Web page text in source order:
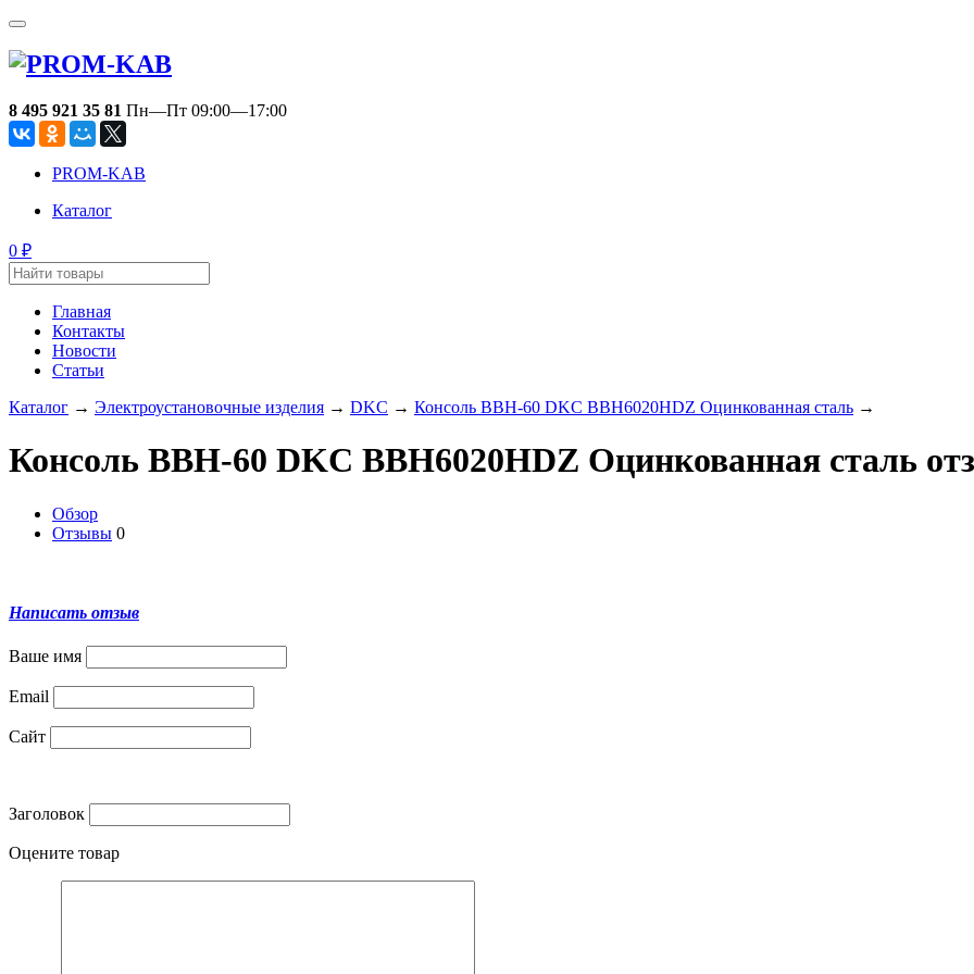
8 495 921 35 81 Пн—Пт 09:00—17:00
PROM-KAB
Каталог
0 ₽
Главная
Контакты
Новости
Статьи
Каталог → Электроустановочные изделия → DKC → Консоль BBH-60 DKC BBH6020HDZ Оцинкованная сталь →
Консоль BBH-60 DKC BBH6020HDZ Оцинкованная сталь
Обзор
Отзывы 0
Написать отзыв
Ваше имя
Email
Сайт
Заголовок
Оцените товар